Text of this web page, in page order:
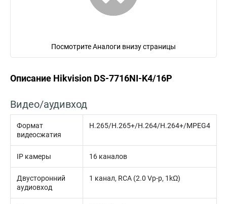
Посмотрите Аналоги внизу страницы
Описание Hikvision DS-7716NI-K4/16P
Видео/аудивход
Формат
видеосжатия
H.265/H.265+/H.264/H.264+/MPEG4
IP камеры 16 каналов
Двусторонний
аудиовход
1 канал, RCA (2.0 Vp-p, 1kΩ)